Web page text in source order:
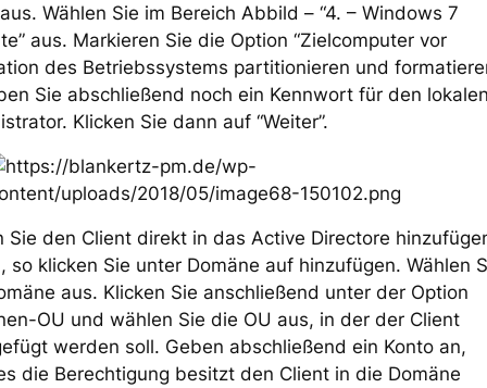
Wählen Sie im Bereich Abbild – “4. – Windows 7
aus. Markieren Sie die Option “Zielcomputer vor
des Betriebssystems partitionieren und
Sie abschließend noch ein Kennwort für den
Klicken Sie dann auf “Weiter”.
Sie den Client direkt in das Active Directore
so klicken Sie unter Domäne auf hinzufügen. Wählen
aus. Klicken Sie anschließend unter der Option
OU und wählen Sie die OU aus, in der der Client
werden soll. Geben abschließend ein Konto an,
die Berechtigung besitzt den Client in die Domäne